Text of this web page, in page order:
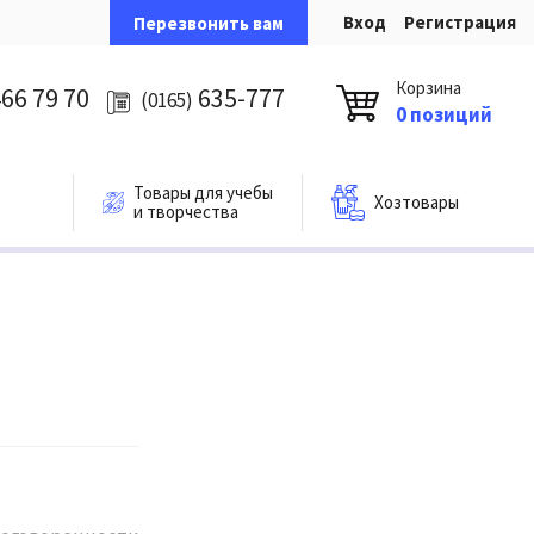
Перезвонить вам Вход Регистрация
79 70 (0165) 635-777 Корзина
0 позиций
Товары для учебы
и творчества
Хозтовары